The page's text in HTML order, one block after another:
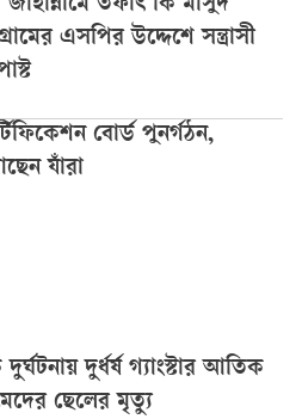
তফাৎ কি মাসুদ
এসপির উদ্দেশে সন্ত্রাসী
বোর্ড পুনর্গঠন,
যাঁরা
দুর্ধর্ষ গ্যাংস্টার আতিক
ছেলের মৃত্যু